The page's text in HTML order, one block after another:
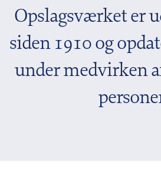
Opslagsværket er
siden 1910 og
under medvirken